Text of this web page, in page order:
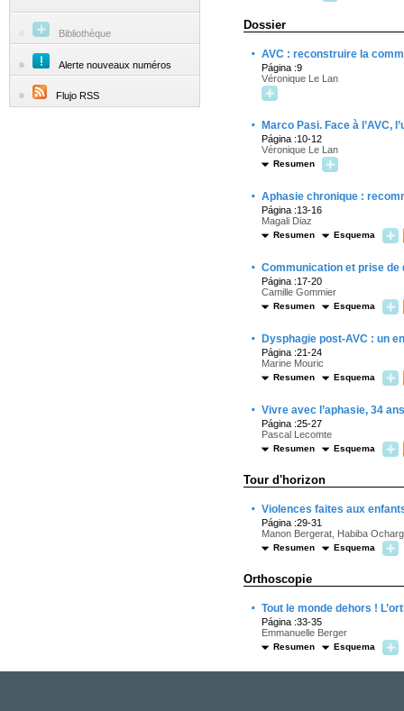
Bibliothèque
Alerte nouveaux numéros
Flujo RSS
Dossier
· AVC : reconstruire la
Página :9
Véronique Le Lan
· Marco Pasi. Face à l’AVC,
Página :10-12
Véronique Le Lan
Resumen
· Aphasie chronique :
Página :13-16
Magali Diaz
Resumen Esquema
· Communication et prise de
Página :17-20
Camille Gommier
Resumen Esquema
· Dysphagie post-AVC : un
Página :21-24
Marine Mouric
Resumen Esquema
· Vivre avec l’aphasie, 34
Página :25-27
Pascal Lecomte
Resumen Esquema
Tour d'horizon
· Violences faites aux
Página :29-31
Manon Bergerat, Habiba
Resumen Esquema
Orthoscopie
· Tout le monde dehors !
Página :33-35
Emmanuelle Berger
Resumen Esquema